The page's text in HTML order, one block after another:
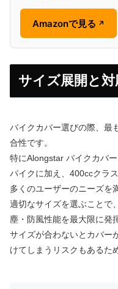
Amazonで見る ↗
サイズ展開と
バイクカバー選びの際、最
合性です。
特にAlongstar バイクカバ
バイクに加え、400ccクラ
多くのユーザーのニーズを
適切なサイズを選ぶことで
塵・防風性能を最大限に発
サイズが合わないとカバー
けてしまうリスクもあるた